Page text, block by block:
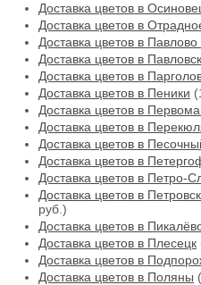
Доставка цветов в
Доставка цветов в
Доставка цветов в Павлово
Доставка цветов в Павловск
Доставка цветов в
Доставка цветов в Пеники
Доставка цветов в
Доставка цветов в
Доставка цветов в
Доставка цветов в
Доставка цветов в Петро-
Доставка цветов в
руб.)
Доставка цветов в
Доставка цветов в Плесецк
Доставка цветов в
Доставка цветов в Поляны